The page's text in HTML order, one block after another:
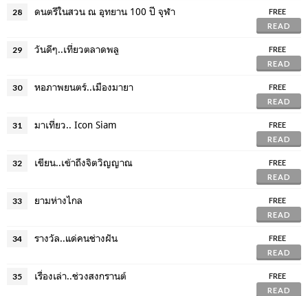
28 ดนตรีในสวน ณ อุทยาน 100 ปี จุฬา
FREE
READ
29 วันดีๆ..เที่ยวตลาดพลู
FREE
READ
30 หอภาพยนตร์..เมืองมายา
FREE
READ
31 มาเที่ยว.. Icon Siam
FREE
READ
32 เขียน..เข้าถึงจิตวิญญาณ
FREE
READ
33 ยามห่างไกล
FREE
READ
34 รางวัล..แด่คนช่างฝัน
FREE
READ
35 เรื่องเล่า..ช่วงสงกรานต์
FREE
READ